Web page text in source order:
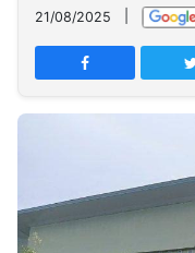
PT
TREETAN
MULTIMEDIA
INDONESIA
Insight
NTB
Suara
Time
Lens
IDN
Daily
Jogja
Jalan
Rakyat
Idealita
News
Kita
Notice
Dinamikapost.com
Radar
Baru
Seedbacklink
21/08/2025